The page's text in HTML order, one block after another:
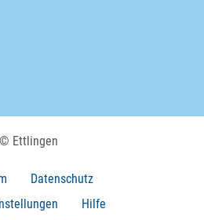
© Ettlingen
Datenschutz
Hilfe